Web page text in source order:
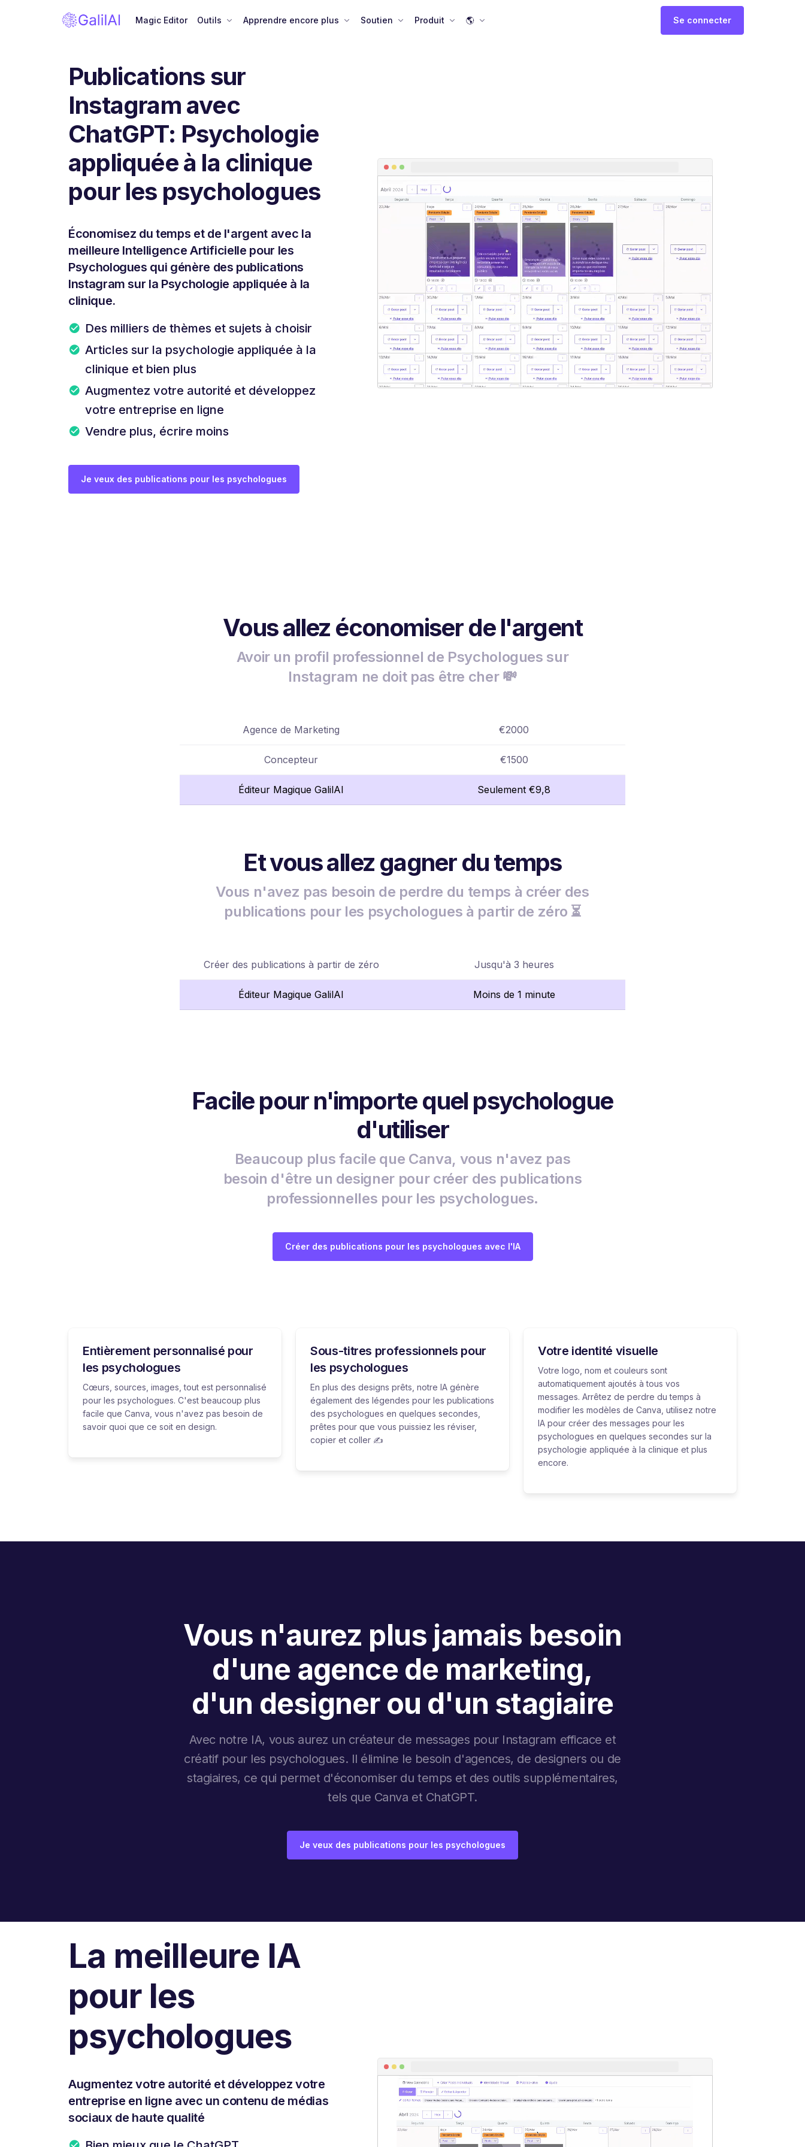
Magic Editor Outils Apprendre encore plus Soutien Produit 🌎 Se connecter
Publications sur
Instagram avec
ChatGPT: Psychologie
appliquée à la clinique
pour les psychologues
Économisez du temps et de l'argent avec la
meilleure Intelligence Artificielle pour les
Psychologues qui génère des publications
Instagram sur la Psychologie appliquée à la
clinique.
Des milliers de thèmes et sujets à choisir
Articles sur la psychologie appliquée à la
clinique et bien plus
Augmentez votre autorité et développez
votre entreprise en ligne
Vendre plus, écrire moins
Je veux des publications pour les psychologues
Vous allez économiser de l'argent
Avoir un profil professionnel de Psychologues sur
Instagram ne doit pas être cher 💸
Agence de Marketing €2000
Concepteur €1500
Éditeur Magique GalilAI Seulement €9,8
Et vous allez gagner du temps
Vous n'avez pas besoin de perdre du temps à créer des
publications pour les psychologues à partir de zéro ⏳
Créer des publications à partir de zéro Jusqu'à 3 heures
Éditeur Magique GalilAI Moins de 1 minute
Facile pour n'importe quel psychologue
d'utiliser
Beaucoup plus facile que Canva, vous n'avez pas
besoin d'être un designer pour créer des publications
professionnelles pour les psychologues.
Créer des publications pour les psychologues avec l'IA
Entièrement personnalisé pour
les psychologues
Cœurs, sources, images, tout est personnalisé
pour les psychologues. C'est beaucoup plus
facile que Canva, vous n'avez pas besoin de
savoir quoi que ce soit en design.
Sous-titres professionnels pour
les psychologues
En plus des designs prêts, notre IA génère
également des légendes pour les publications
des psychologues en quelques secondes,
prêtes pour que vous puissiez les réviser,
copier et coller ✍️
Votre identité visuelle
Votre logo, nom et couleurs sont
automatiquement ajoutés à tous vos
messages. Arrêtez de perdre du temps à
modifier les modèles de Canva, utilisez notre
IA pour créer des messages pour les
psychologues en quelques secondes sur la
psychologie appliquée à la clinique et plus
encore.
Vous n'aurez plus jamais besoin
d'une agence de marketing,
d'un designer ou d'un stagiaire
Avec notre IA, vous aurez un créateur de messages pour Instagram efficace et
créatif pour les psychologues. Il élimine le besoin d'agences, de designers ou de
stagiaires, ce qui permet d'économiser du temps et des outils supplémentaires,
tels que Canva et ChatGPT.
Je veux des publications pour les psychologues
La meilleure IA
pour les
psychologues
Augmentez votre autorité et développez votre
entreprise en ligne avec un contenu de médias
sociaux de haute qualité